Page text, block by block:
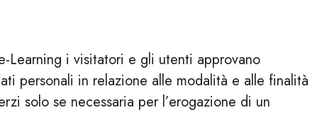
Learning i visitatori e gli utenti approvano
personali in relazione alle modalità e alle finalità
solo se necessaria per l’erogazione di un